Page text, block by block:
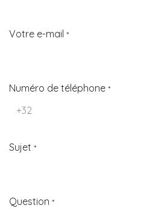
Votre e-mail *
Numéro de téléphone *
Sujet *
Question *